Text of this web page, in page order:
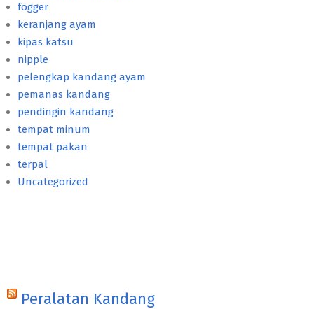
fogger
keranjang ayam
kipas katsu
nipple
pelengkap kandang ayam
pemanas kandang
pendingin kandang
tempat minum
tempat pakan
terpal
Uncategorized
Peralatan Kandang